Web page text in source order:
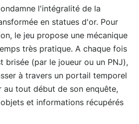
l'intégralité de la
en statues d'or. Pour
le jeu propose une mécanique
très pratique. A chaque fois
brisée (par le joueur ou un PNJ),
à travers un portail temporel
au tout début de son enquête,
et informations récupérés